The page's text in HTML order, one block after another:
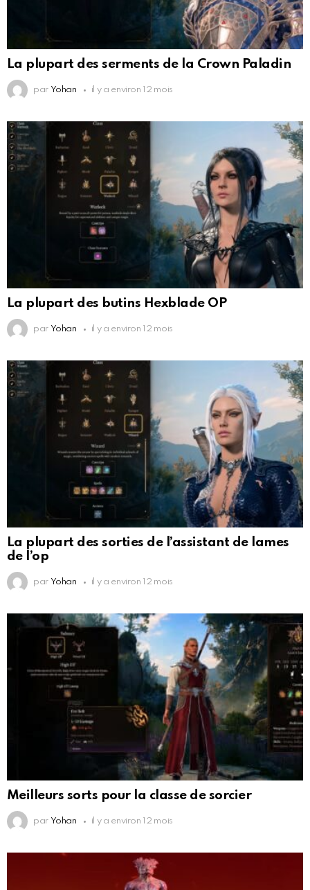
La plupart des serments de la Crown Paladin
par Yohan il y a environ 12 mois
La plupart des butins Hexblade OP
par Yohan il y a environ 12 mois
La plupart des sorties de l’assistant de lames
de l’op
par Yohan il y a environ 12 mois
Meilleurs sorts pour la classe de sorcier
par Yohan il y a environ 12 mois